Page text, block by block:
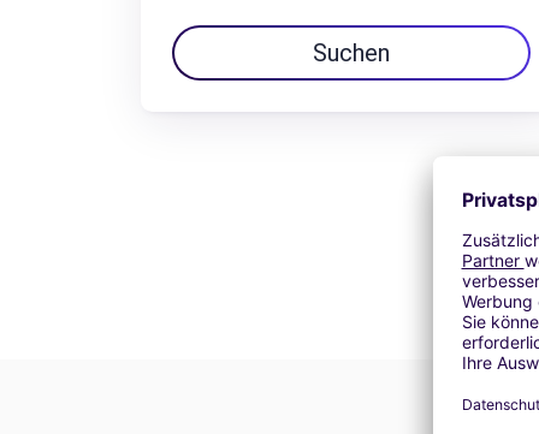
Suchen